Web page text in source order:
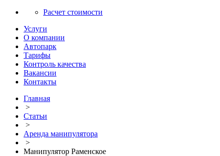
Расчет стоимости
Услуги
О компании
Автопарк
Тарифы
Контроль качества
Вакансии
Контакты
Главная
>
Статьи
>
Аренда манипулятора
>
Манипулятор Раменское